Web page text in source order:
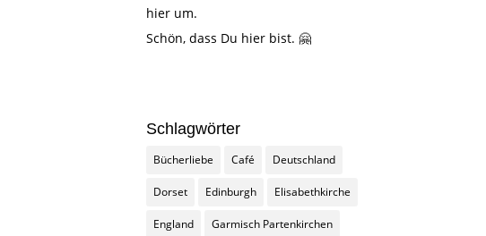
hier um.
Schön, dass Du hier bist. 🤗
Schlagwörter
Bücherliebe Café Deutschland
Dorset Edinburgh Elisabethkirche
England Garmisch Partenkirchen